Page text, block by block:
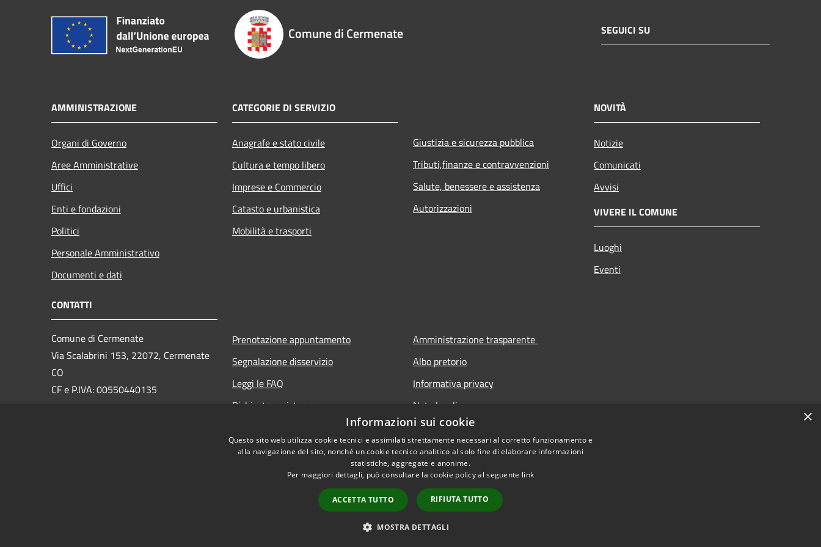
Comune di Cermenate SEGUICI SU
AMMINISTRAZIONE
Organi di Governo
Aree Amministrative
Uffici
Enti e fondazioni
Politici
Personale Amministrativo
Documenti e dati
CATEGORIE DI SERVIZIO
Anagrafe e stato civile
Cultura e tempo libero
Imprese e Commercio
Catasto e urbanistica
Mobilità e trasporti
Giustizia e sicurezza pubblica
Tributi,finanze e contravvenzioni
Salute, benessere e assistenza
Autorizzazioni
NOVITÀ
Notizie
Comunicati
Avvisi
VIVERE IL COMUNE
Luoghi
Eventi
CONTATTI
Comune di Cermenate
Via Scalabrini 153, 22072, Cermenate
CO
CF e P.IVA: 00550440135
Prenotazione appuntamento
Segnalazione disservizio
Leggi le FAQ
Richiesta assistenza
Amministrazione trasparente
Albo pretorio
Informativa privacy
Note legali
Dichiarazione di accessibilità
Copyright © 2026 • Comune di Cermenate • Powered by
×
Informazioni sui cookie
Questo sito web utilizza cookie tecnici e assimilati strettamente necessari al corretto funzionamento e
alla navigazione del sito, nonché un cookie tecnico analitico al solo fine di elaborare informazioni
statistiche, aggregate e anonime.
Per maggiori dettagli, può consultare la cookie policy al seguente link
ACCETTA TUTTO RIFIUTA TUTTO
MOSTRA DETTAGLI